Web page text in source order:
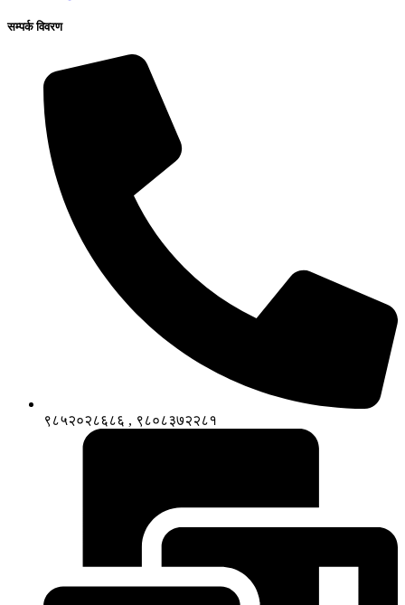
सम्पर्क विवरण
९८५२०२८६८६ , ९८०८३७२२८१